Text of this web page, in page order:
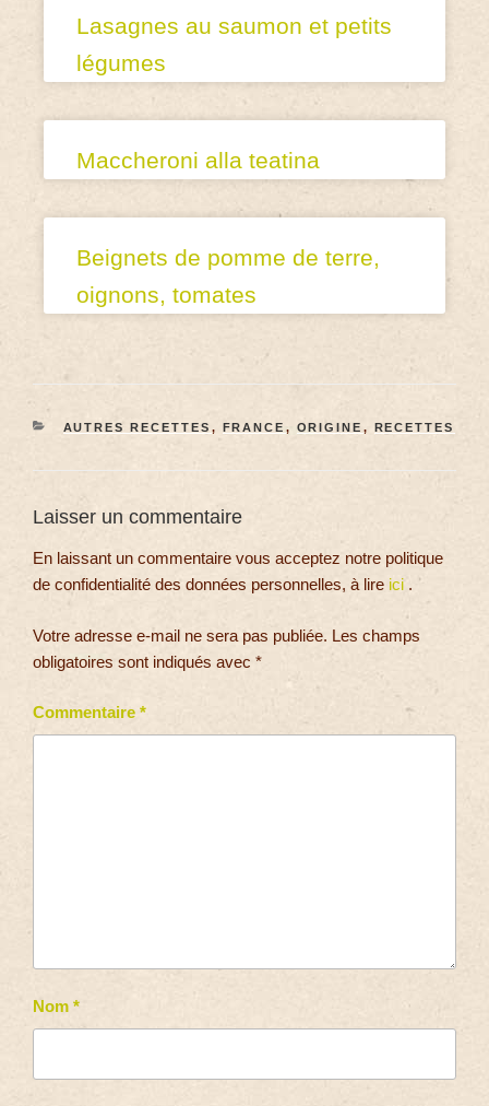
Lasagnes au saumon et petits
légumes
Maccheroni alla teatina
Beignets de pomme de terre,
oignons, tomates
AUTRES RECETTES , FRANCE , ORIGINE , RECETTES
Laisser un commentaire
En laissant un commentaire vous acceptez notre politique
de confidentialité des données personnelles, à lire ici .
Votre adresse e-mail ne sera pas publiée. Les champs
obligatoires sont indiqués avec *
Commentaire *
Nom *